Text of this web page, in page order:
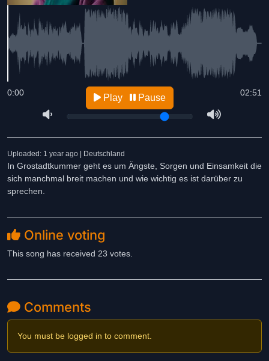
02:51
0:00 Play Pause
Uploaded: 1 year ago | Deutschland
In Grostadtkummer geht es um Ängste, Sorgen und Einsamkeit die
sich manchmal breit machen und wie wichtig es ist darüber zu
sprechen.
Online voting
This song has received 23 votes.
Comments
You must be logged in to comment.